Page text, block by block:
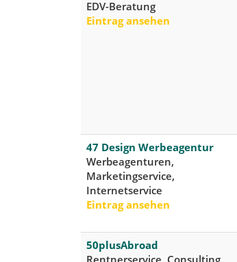
EDV-Beratung
Eintrag ansehen
47 Design Werbeagentur
Werbeagenturen,
Marketingservice,
Internetservice
Eintrag ansehen
50plusAbroad